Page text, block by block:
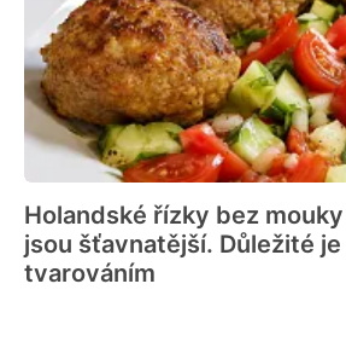
Holandské řízky bez
jsou šťavnatější. Důležité
tvarováním